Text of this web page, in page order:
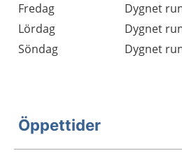
Fredag
Dygnet
Lördag
Dygnet
Söndag
Dygnet
Öppettider